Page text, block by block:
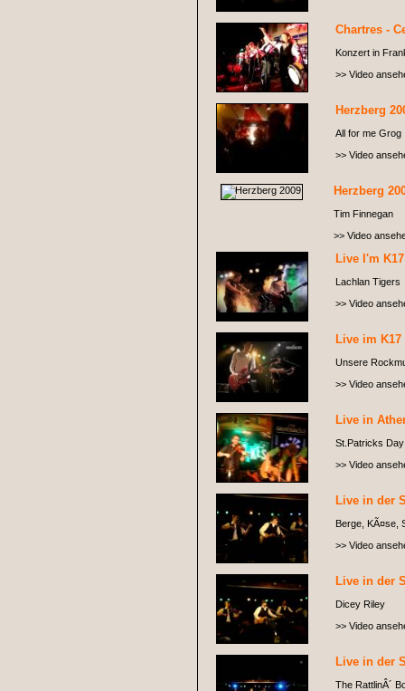
Chartres -
Konzert in
>> Video
Herzberg
All for me Grog
>> Video
Herzberg
Tim Finnegan
>> Video
Live I'm K17
Lachlan Tigers
>> Video
Live im
Unsere
>> Video
Live in
St.Patricks
>> Video
Live in der
Berge, KÃ¤se,
>> Video
Live in der
Dicey Riley
>> Video
Live in der
The RattlinÂ´